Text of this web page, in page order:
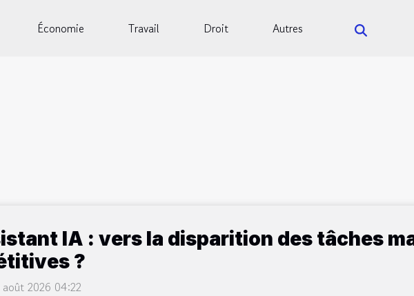
Économie Travail Droit Autres
IA : vers la disparition des tâches
?
2026 04:22